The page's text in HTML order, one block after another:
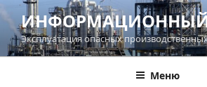
Перейти
содержимому
ИНФОРМАЦИОННЫЙ
Эксплуатация опасных
Меню